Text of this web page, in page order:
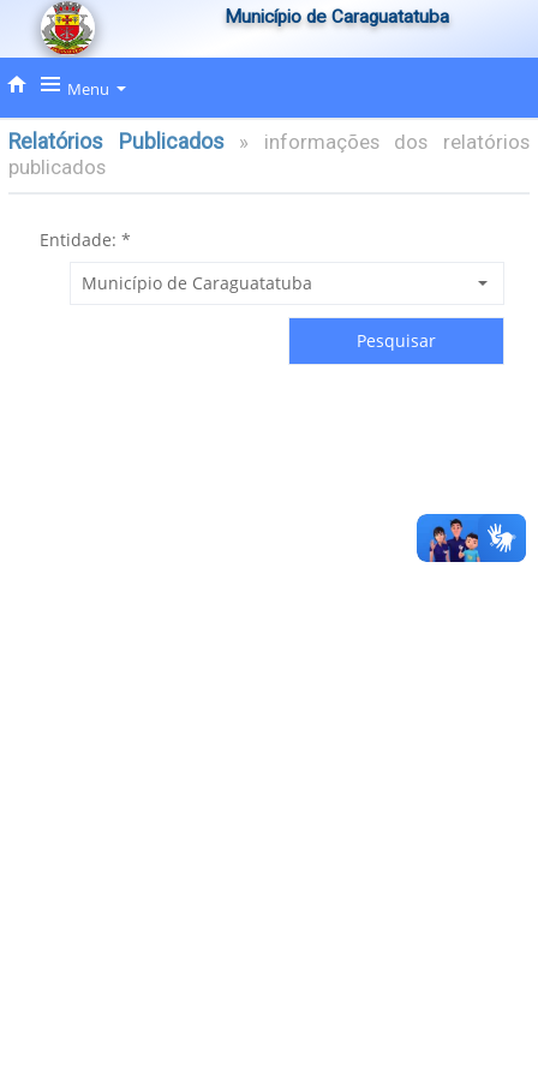
Município de Caraguatatuba
Menu
Relatórios Publicados
informações dos relatórios
publicados
Entidade: *
Pesquisar